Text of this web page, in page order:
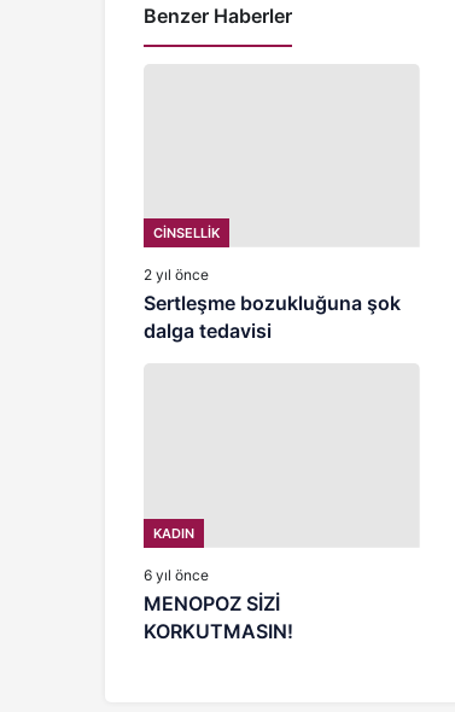
Benzer Haberler
CİNSELLİK
2 yıl önce
Sertleşme bozukluğuna şok
dalga tedavisi
KADIN
6 yıl önce
MENOPOZ SİZİ
KORKUTMASIN!